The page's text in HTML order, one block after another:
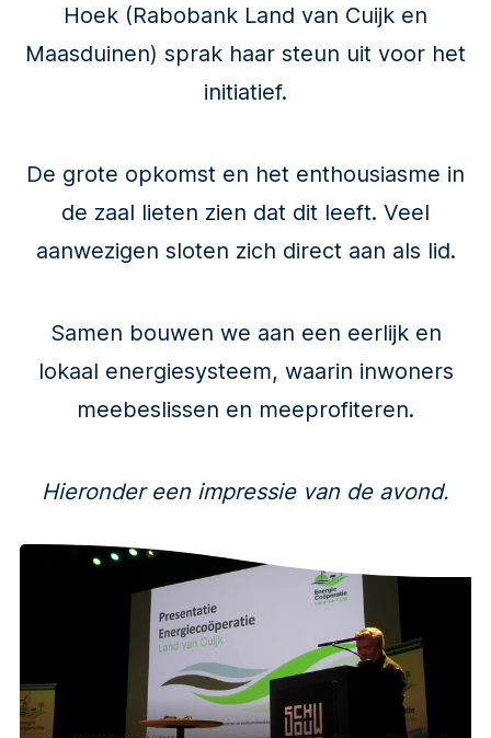
Hoek (Rabobank Land van Cuijk en
Maasduinen) sprak haar steun uit voor het
initiatief.
De grote opkomst en het enthousiasme in
de zaal lieten zien dat dit leeft. Veel
aanwezigen sloten zich direct aan als lid.
Samen bouwen we aan een eerlijk en
lokaal energiesysteem, waarin inwoners
meebeslissen en meeprofiteren.
Hieronder een impressie van de avond.